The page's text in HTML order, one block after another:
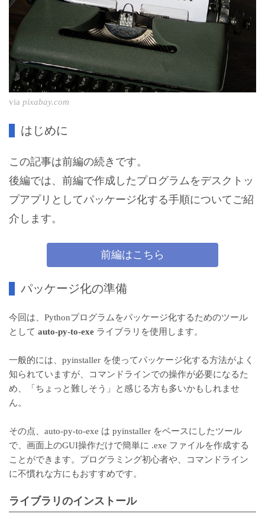
via pixabay.com
はじめに
この記事は前編の続きです。
後編では、前編で作成したプログラムをデスクトッ
プアプリとしてパッケージ化する手順についてご紹
介します。
前編はこちら
パッケージ化の準備
今回は、Pythonプログラムをパッケージ化するためのツール
として auto-py-to-exe ライブラリを使用します。
一般的には、pyinstaller を使ってパッケージ化する方法がよく
知られていますが、コマンドラインでの操作が必要になるた
め、「ちょっと難しそう」と感じる方も多いかもしれませ
ん。
その点、auto-py-to-exe は pyinstaller をベースにしたツール
で、画面上のGUI操作だけで簡単に .exe ファイルを作成する
ことができます。プログラミング初心者や、コマンドライン
に不慣れな方にもおすすめです。
ライブラリのインストール